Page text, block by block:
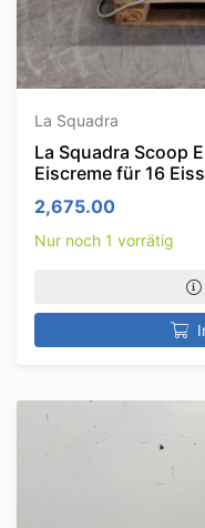
La Squadra
La Squadra Scoop
Eiscreme für 16
2,675.00
Nur noch 1 vorrätig